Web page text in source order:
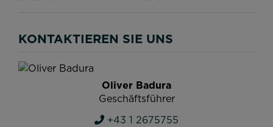
KONTAKTIEREN SIE UNS
Oliver Badura
Geschäftsführer
+43 1 2675755